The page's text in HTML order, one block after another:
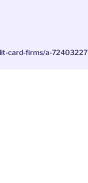
card-firms/a-72403227